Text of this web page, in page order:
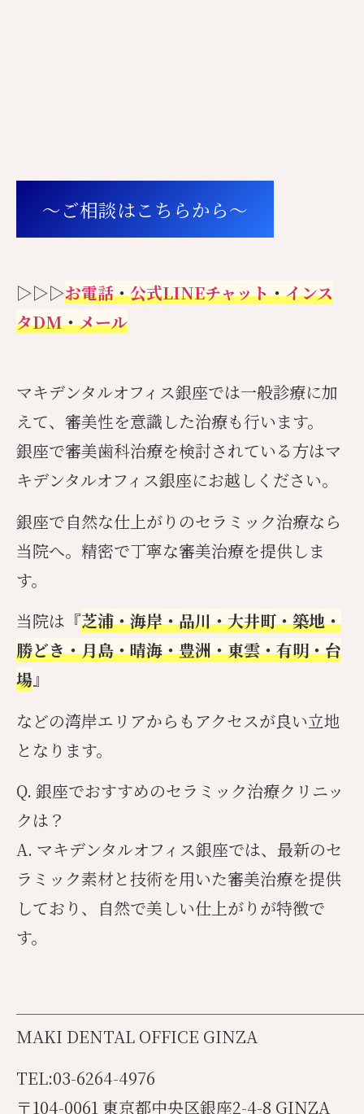
〜ご相談はこちらから〜
▷▷▷お電話・公式LINEチャット・インス
タDM・メール
マキデンタルオフィス銀座では一般診療に加
えて、審美性を意識した治療も行います。
銀座で審美歯科治療を検討されている方はマ
キデンタルオフィス銀座にお越しください。
銀座で自然な仕上がりのセラミック治療なら
当院へ。精密で丁寧な審美治療を提供しま
す。
当院は『芝浦・海岸・品川・大井町・築地・
勝どき・月島・晴海・豊洲・東雲・有明・台
場』
などの湾岸エリアからもアクセスが良い立地
となります。
Q. 銀座でおすすめのセラミック治療クリニッ
クは？
A. マキデンタルオフィス銀座では、最新のセ
ラミック素材と技術を用いた審美治療を提供
しており、自然で美しい仕上がりが特徴で
す。
MAKI DENTAL OFFICE GINZA
TEL:03-6264-4976
〒104-0061 東京都中央区銀座2-4-8 GINZA